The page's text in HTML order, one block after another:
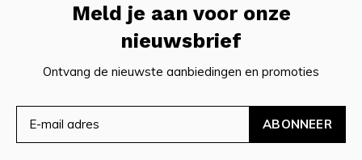
Meld je aan voor onze
nieuwsbrief
Ontvang de nieuwste aanbiedingen en promoties
ABONNEER